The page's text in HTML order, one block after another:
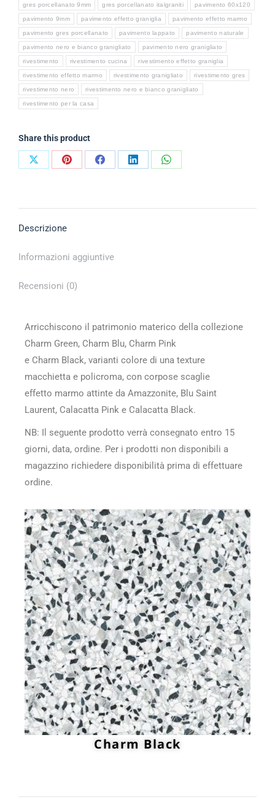
gres porcellanato 9mm gres porcellanato italgraniti pavimento 60x120
pavimento 9mm pavimento effetto graniglia pavimento effetto marmo
pavimento gres porcellanato pavimento lappato pavimento naturale
pavimento nero e bianco granigliato pavimento nero granigliato
rivestimento rivestimento cucina rivestimento effetto graniglia
rivestimento effetto marmo rivestimento granigliato rivestimento gres
rivestimento nero rivestimento nero e bianco granigliato
rivestimento per la casa
Share this product
Descrizione
Informazioni aggiuntive
Recensioni (0)
Arricchiscono il patrimonio materico della collezione
Charm Green, Charm Blu, Charm Pink
e Charm Black, varianti colore di una texture
macchietta e policroma, con corpose scaglie
effetto marmo attinte da Amazzonite, Blu Saint
Laurent, Calacatta Pink e Calacatta Black.
NB: Il seguente prodotto verrà consegnato entro 15
giorni, data, ordine. Per i prodotti non disponibili a
magazzino richiedere disponibilità prima di effettuare
ordine.
Charm Black